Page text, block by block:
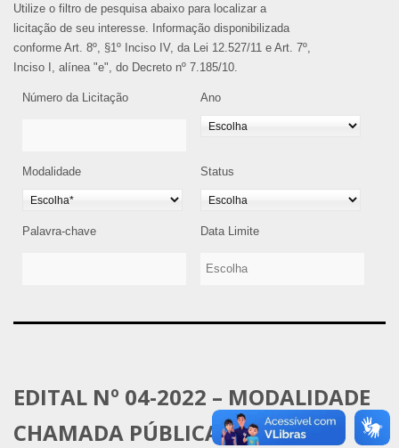
Utilize o filtro de pesquisa abaixo para localizar a
licitação de seu interesse. Informação disponibilizada
conforme Art. 8º, §1º Inciso IV, da Lei 12.527/11 e Art. 7º,
Inciso I, alínea "e", do Decreto nº 7.185/10.
Número da Licitação Ano
Modalidade Status
Palavra-chave Data Limite
EDITAL Nº 04-2022 – MODALIDADE
CHAMADA PÚBLICA – GÊNEROS